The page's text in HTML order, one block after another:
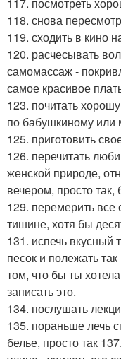
118. снова
119. сходить в кино
120. расчесывать
самомассаж -
самое красивое
123. почитать
по бабушкиному или
125. приготовить
126. перечитать
женской природе,
вечером, просто так,
129. перемерить
тишине, хотя бы
131. испечь вкусный
песок и полежать
том, что бы ты
записать это.
134. послушать
135. пораньше лечь
белье, просто так